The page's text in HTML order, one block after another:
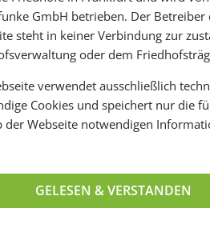
zu manchen der hier
Verbindungen
GmbH betrieben. Der Betreiber
steht in keiner Verbindung zur
oder dem
verwendet ausschließlich
Cookies und speichert nur die
der Webseite notwendigen
GELESEN & VERSTANDEN